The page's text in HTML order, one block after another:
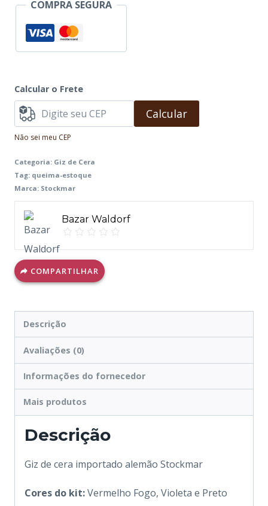
COMPRA SEGURA
Calcular o Frete
Calcular
Não sei meu CEP
Categoria: Giz de Cera
Tag: queima-estoque
Marca: Stockmar
Bazar Waldorf
COMPARTILHAR
Descrição
Avaliações (0)
Informações do fornecedor
Mais produtos
Descrição
Giz de cera importado alemão Stockmar
Cores do kit:Vermelho Fogo, Violeta e Preto